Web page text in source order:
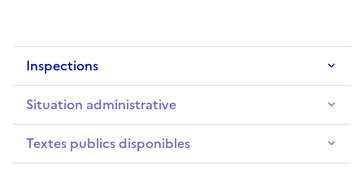
Inspections
Situation administrative
Textes publics disponibles